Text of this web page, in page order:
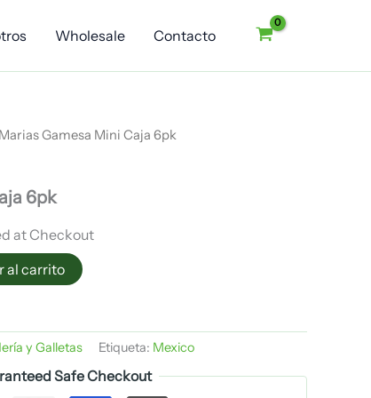
Wholesale Contacto
Gamesa Mini Caja 6pk
6pk
at Checkout
al carrito
y Galletas Etiqueta: Mexico
Safe Checkout